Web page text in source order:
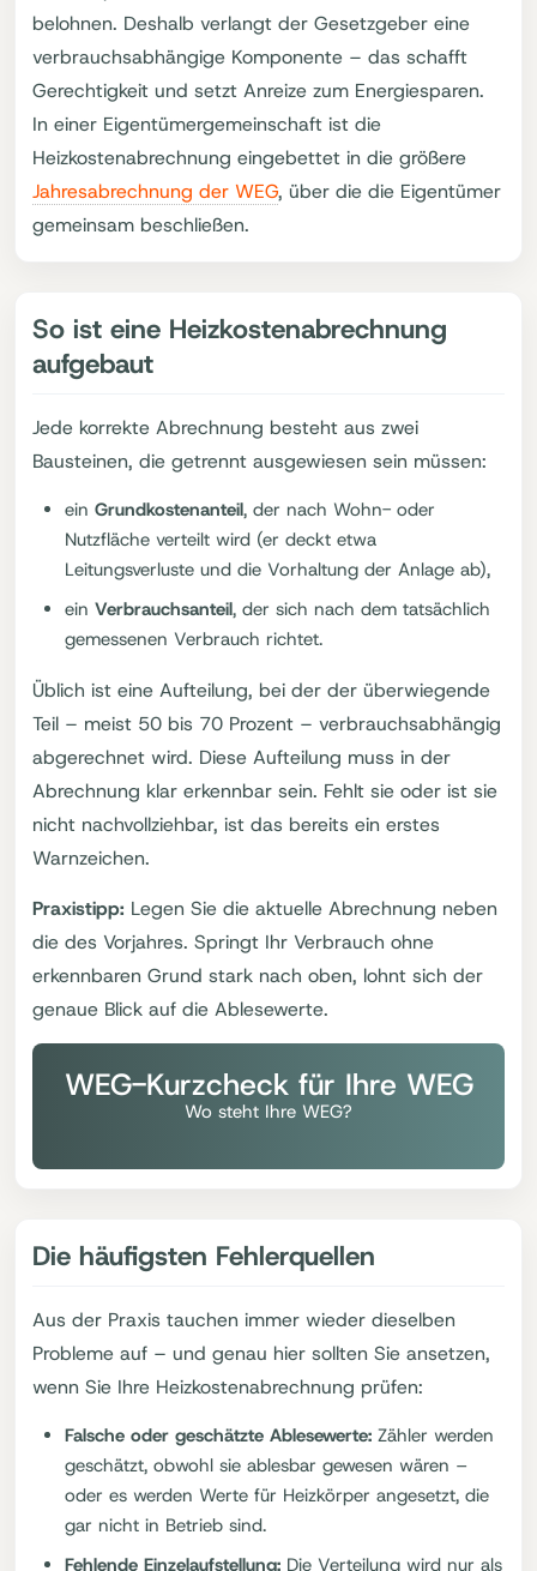
belohnen. Deshalb verlangt der Gesetzgeber eine
verbrauchsabhängige Komponente – das schafft
Gerechtigkeit und setzt Anreize zum Energiesparen.
In einer Eigentümergemeinschaft ist die
Heizkostenabrechnung eingebettet in die größere
Jahresabrechnung der WEG, über die die Eigentümer
gemeinsam beschließen.
So ist eine Heizkostenabrechnung
aufgebaut
Jede korrekte Abrechnung besteht aus zwei
Bausteinen, die getrennt ausgewiesen sein müssen:
ein Grundkostenanteil, der nach Wohn- oder
Nutzfläche verteilt wird (er deckt etwa
Leitungsverluste und die Vorhaltung der Anlage ab),
ein Verbrauchsanteil, der sich nach dem tatsächlich
gemessenen Verbrauch richtet.
Üblich ist eine Aufteilung, bei der der überwiegende
Teil – meist 50 bis 70 Prozent – verbrauchsabhängig
abgerechnet wird. Diese Aufteilung muss in der
Abrechnung klar erkennbar sein. Fehlt sie oder ist sie
nicht nachvollziehbar, ist das bereits ein erstes
Warnzeichen.
Praxistipp: Legen Sie die aktuelle Abrechnung neben
die des Vorjahres. Springt Ihr Verbrauch ohne
erkennbaren Grund stark nach oben, lohnt sich der
genaue Blick auf die Ablesewerte.
WEG-Kurzcheck für Ihre WEG
Wo steht Ihre WEG?
Die häufigsten Fehlerquellen
Aus der Praxis tauchen immer wieder dieselben
Probleme auf – und genau hier sollten Sie ansetzen,
wenn Sie Ihre Heizkostenabrechnung prüfen:
Falsche oder geschätzte Ablesewerte: Zähler werden
geschätzt, obwohl sie ablesbar gewesen wären –
oder es werden Werte für Heizkörper angesetzt, die
gar nicht in Betrieb sind.
Fehlende Einzelaufstellung: Die Verteilung wird nur als